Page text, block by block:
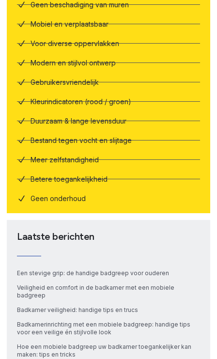
Geen beschadiging van muren
Mobiel en verplaatsbaar
Voor diverse oppervlakken
Modern en stijlvol ontwerp
Gebruikersvriendelijk
Kleurindicatoren (rood / groen)
Duurzaam & lange levensduur
Bestand tegen vocht en slijtage
Meer zelfstandigheid
Betere toegankelijkheid
Geen onderhoud
Laatste berichten
Een stevige grip: de handige badgreep voor ouderen
Veiligheid en comfort in de badkamer met een mobiele
badgreep
Badkamer veiligheid: handige tips en trucs
Badkamerinrichting met een mobiele badgreep: handige tips
voor een veilige én stijlvolle look
Hoe een mobiele badgreep uw badkamer toegankelijker kan
maken: tips en tricks